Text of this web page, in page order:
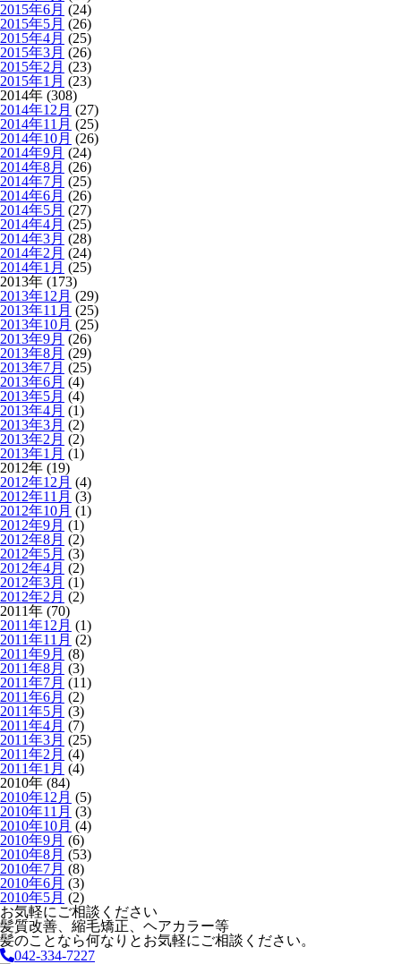
2015年6月 (24)
2015年5月 (26)
2015年4月 (25)
2015年3月 (26)
2015年2月 (23)
2015年1月 (23)
2014年 (308)
2014年12月 (27)
2014年11月 (25)
2014年10月 (26)
2014年9月 (24)
2014年8月 (26)
2014年7月 (25)
2014年6月 (26)
2014年5月 (27)
2014年4月 (25)
2014年3月 (28)
2014年2月 (24)
2014年1月 (25)
2013年 (173)
2013年12月 (29)
2013年11月 (25)
2013年10月 (25)
2013年9月 (26)
2013年8月 (29)
2013年7月 (25)
2013年6月 (4)
2013年5月 (4)
2013年4月 (1)
2013年3月 (2)
2013年2月 (2)
2013年1月 (1)
2012年 (19)
2012年12月 (4)
2012年11月 (3)
2012年10月 (1)
2012年9月 (1)
2012年8月 (2)
2012年5月 (3)
2012年4月 (2)
2012年3月 (1)
2012年2月 (2)
2011年 (70)
2011年12月 (1)
2011年11月 (2)
2011年9月 (8)
2011年8月 (3)
2011年7月 (11)
2011年6月 (2)
2011年5月 (3)
2011年4月 (7)
2011年3月 (25)
2011年2月 (4)
2011年1月 (4)
2010年 (84)
2010年12月 (5)
2010年11月 (3)
2010年10月 (4)
2010年9月 (6)
2010年8月 (53)
2010年7月 (8)
2010年6月 (3)
2010年5月 (2)
お気軽にご相談ください
髪質改善、縮毛矯正、ヘアカラー等
髪のことなら何なりとお気軽にご相談ください。
042-334-7227